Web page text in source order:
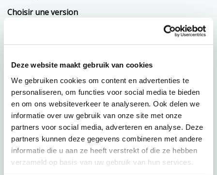
Deze website maakt gebruik van cookies
We gebruiken cookies om content en advertenties te
personaliseren, om functies voor social media te bieden
en om ons websiteverkeer te analyseren. Ook delen we
informatie over uw gebruik van onze site met onze
partners voor social media, adverteren en analyse. Deze
partners kunnen deze gegevens combineren met andere
informatie die u aan ze heeft verstrekt of die ze hebben
verzameld op basis van uw gebruik van hun services.
Choisir une version
48,24 p.m.